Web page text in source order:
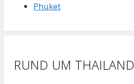
Phuket
RUND UM THAILAND